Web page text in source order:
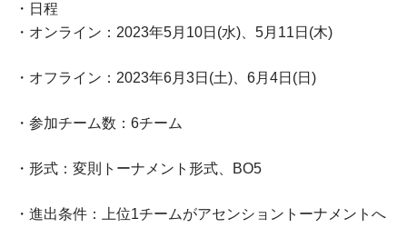
・日程
・オンライン：2023年5月10日(水)、5月11日(木)
・オフライン：2023年6月3日(土)、6月4日(日)
・参加チーム数：6チーム
・形式：変則トーナメント形式、BO5
・進出条件：上位1チームがアセンショントーナメントへ